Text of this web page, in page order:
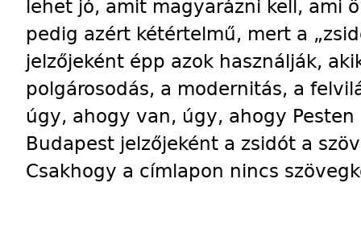
lehet jó, amit magyarázni kell, ami
pedig azért kétértelmű, mert a
jelzőjeként épp azok használják,
polgárosodás, a modernitás, a
úgy, ahogy van, úgy, ahogy
Budapest jelzőjeként a zsidót a
Csakhogy a címlapon nincs